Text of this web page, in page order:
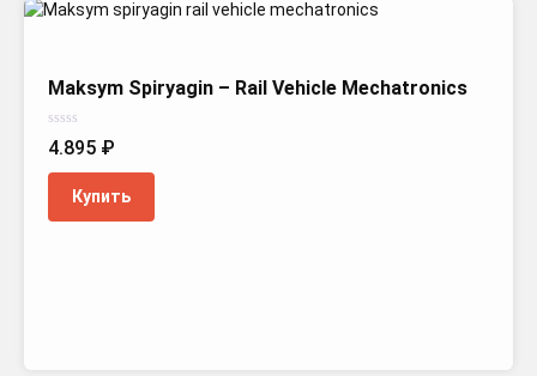
Maksym Spiryagin – Rail Vehicle Mechatronics
Оценка
0
4.895 ₽
Купить